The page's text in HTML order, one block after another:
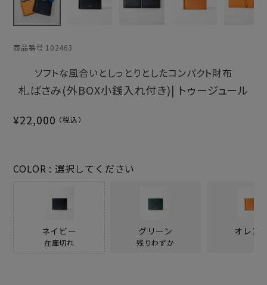
商品番号 102463
ソフトな風合いとしっとりとしたコンパクト財布
札ばさみ(外BOX小銭入れ付き)| トゥージュール
¥22,000
COLOR 選択してください
ネイビー
在庫切れ
グリーン
残りわずか
オレン